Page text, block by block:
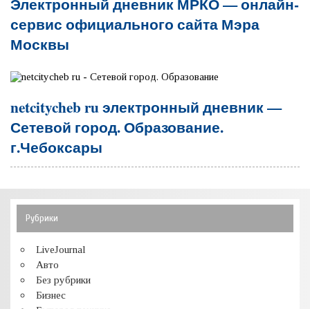
сервис официального сайта Мэра
Москвы
netcitycheb ru электронный дневник —
Сетевой город. Образование.
г.Чебоксары
Рубрики
LiveJournal
Авто
Без рубрики
Бизнес